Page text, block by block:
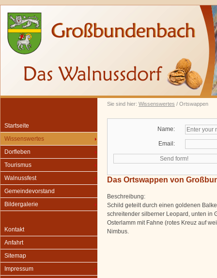
Sie sind hier: Wissenswertes / Ortswappen
Startseite
Wissenswertes
Dorfleben
Tourismus
Walnussfest
Gemeindevorstand
Bildergalerie
Kontakt
Anfahrt
Sitemap
Impressum
Name:
Email:
Das Ortswappen von
Beschreibung:
Schild geteilt durch einen goldenen
schreitender silberner Leopard, unten in
Osterlamm mit Fahne (rotes Kreuz auf
Nimbus.